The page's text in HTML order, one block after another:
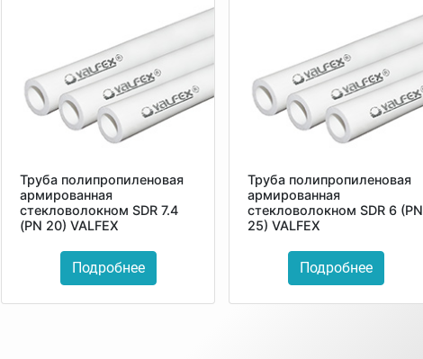
Труба полипропиленовая
армированная
стекловолокном SDR 7.4
(PN 20) VALFEX
Подробнее
Труба полипропиленовая
армированная
стекловолокном SDR 6 (PN
25) VALFEX
Подробнее